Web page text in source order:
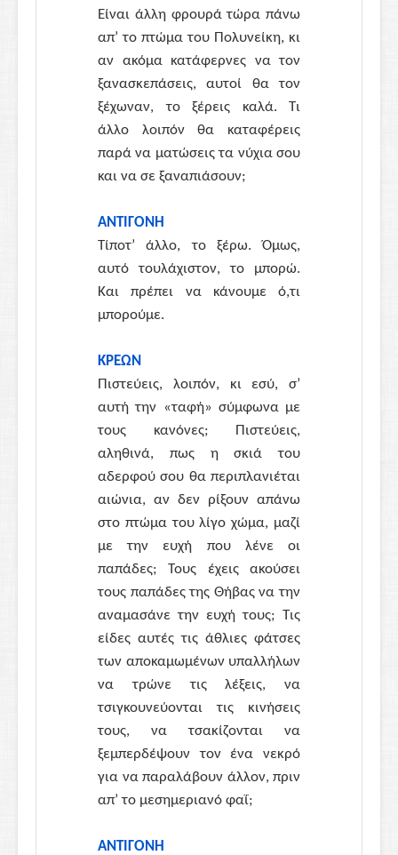
Είναι άλλη φρουρά τώρα πάνω
απ’ το πτώμα του Πολυνείκη, κι
αν ακόμα κατάφερνες να τον
ξανασκεπάσεις, αυτοί θα τον
ξέχωναν, το ξέρεις καλά. Τι
άλλο λοιπόν θα καταφέρεις
παρά να ματώσεις τα νύχια σου
και να σε ξαναπιάσουν;
ΑΝΤΙΓΟΝΗ
Τίποτ’ άλλο, το ξέρω. Όμως,
αυτό τουλάχιστον, το μπορώ.
Και πρέπει να κάνουμε ό,τι
μπορούμε.
ΚΡΕΩΝ
Πιστεύεις, λοιπόν, κι εσύ, σ’
αυτή την «ταφή» σύμφωνα με
τους κανόνες; Πιστεύεις,
αληθινά, πως η σκιά του
αδερφού σου θα περιπλανιέται
αιώνια, αν δεν ρίξουν απάνω
στο πτώμα του λίγο χώμα, μαζί
με την ευχή που λένε οι
παπάδες; Τους έχεις ακούσει
τους παπάδες της Θήβας να την
αναμασάνε την ευχή τους; Τις
είδες αυτές τις άθλιες φάτσες
των αποκαμωμένων υπαλλήλων
να τρώνε τις λέξεις, να
τσιγκουνεύονται τις κινήσεις
τους, να τσακίζονται να
ξεμπερδέψουν τον ένα νεκρό
για να παραλάβουν άλλον, πριν
απ’ το μεσημεριανό φαΐ;
ΑΝΤΙΓΟΝΗ